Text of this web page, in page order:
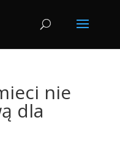
nie
dla